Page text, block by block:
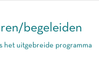
begeleiden
het uitgebreide programma